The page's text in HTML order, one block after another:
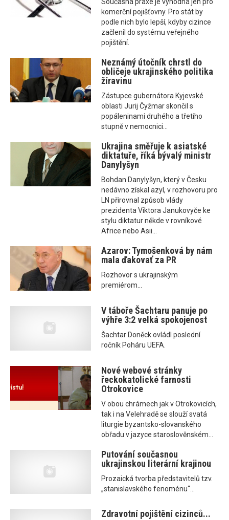
komerční pojišťovny. Pro stát by
podle nich bylo lepší, kdyby cizince
začlenil do systému veřejného
pojištění.
Neznámý útočník chrstl do
obličeje ukrajinského politika
žíravinu
Zástupce gubernátora Kyjevské
oblasti Jurij Čyžmar skončil s
popáleninami druhého a třetího
stupně v nemocnici...
Ukrajina směřuje k asiatské
diktatuře, říká bývalý ministr
Danylyšyn
Bohdan Danylyšyn, který v Česku
nedávno získal azyl, v rozhovoru pro
LN přirovnal způsob vlády
prezidenta Viktora Janukovyče ke
stylu diktatur někde v rovníkové
Africe nebo Asii...
Azarov: Tymošenková by nám
mala ďakovať za PR
Rozhovor s ukrajinským
premiérom...
V táboře Šachtaru panuje po
výhře 3:2 velká spokojenost
Šachtar Doněck ovládl poslední
ročník Poháru UEFA.
Nové webové stránky
řeckokatolické farnosti
Otrokovice
V obou chrámech jak v Otrokovicích,
tak i na Velehradě se slouží svatá
liturgie byzantsko-slovanského
obřadu v jazyce staroslověnském...
Putování současnou
ukrajinskou literární krajinou
Prozaická tvorba představitelů tzv.
„stanislavského fenoménu“...
Zdravotní pojištění cizinců...